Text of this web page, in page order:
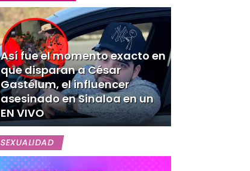
Así fue el momento exacto en
que disparan a César
Gastélum, el influencer
asesinado en Sinaloa en un
EN VIVO
SEXUALIDAD